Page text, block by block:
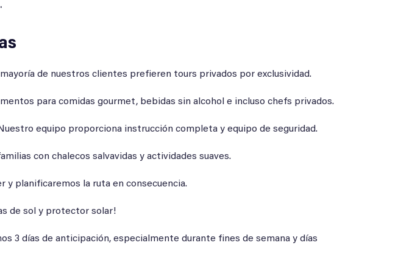
mayoría de nuestros clientes prefieren tours privados por exclusividad.
para comidas gourmet, bebidas sin alcohol e incluso chefs privados.
equipo proporciona instrucción completa y equipo de seguridad.
con chalecos salvavidas y actividades suaves.
y planificaremos la ruta en consecuencia.
de sol y protector solar!
3 días de anticipación, especialmente durante fines de semana y días